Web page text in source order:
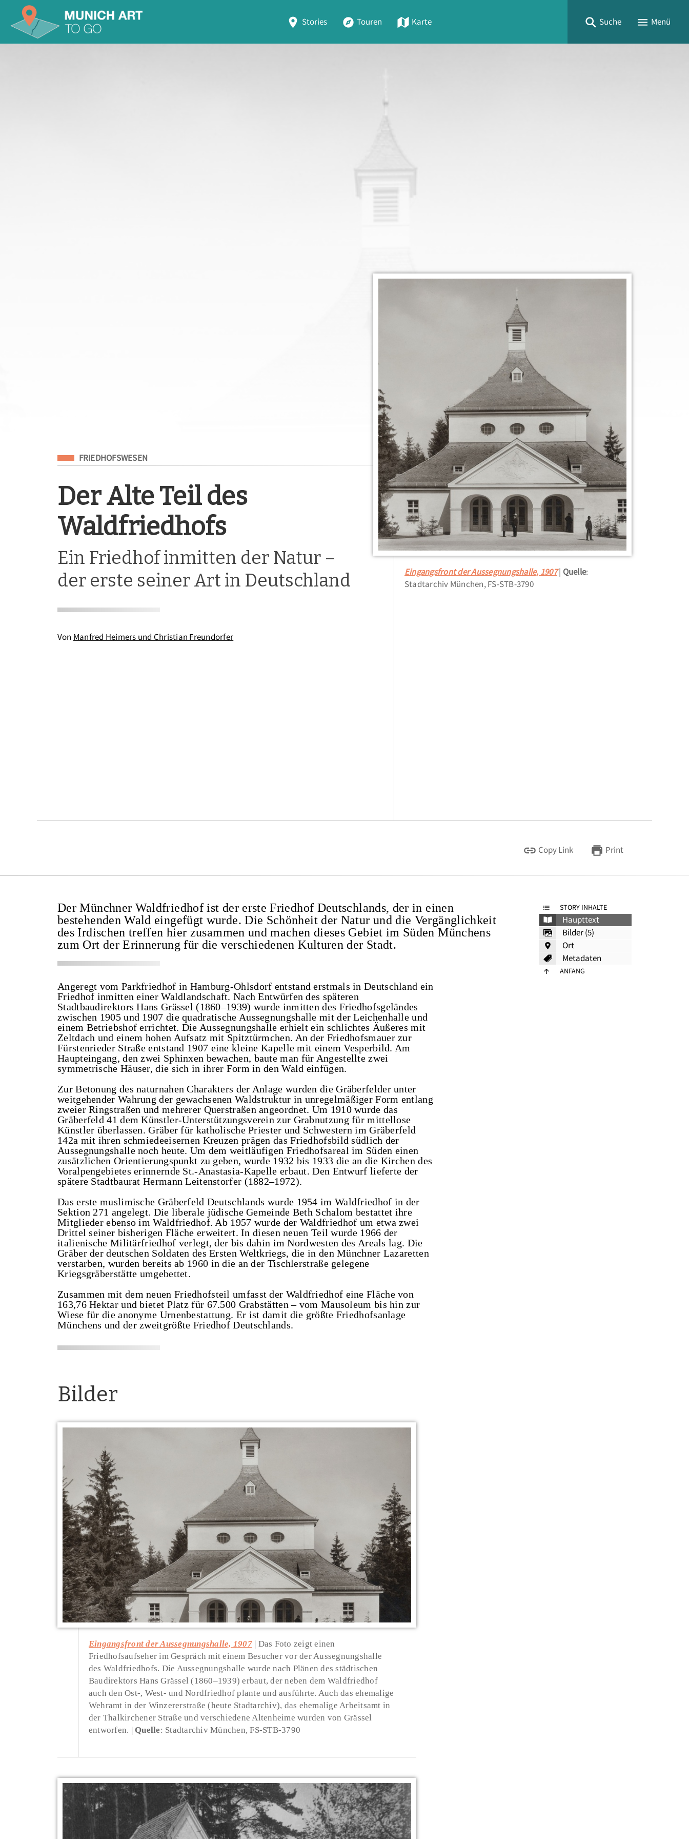
Stories Touren Karte Suche Menü
Eingeordnet unter
FRIEDHOFSWESEN
Der Alte Teil des
Waldfriedhofs
Ein Friedhof inmitten der Natur –
der erste seiner Art in Deutschland
Von Manfred Heimers und Christian Freundorfer
Eingangsfront der Aussegnungshalle, 1907 Quelle:
Stadtarchiv München, FS-STB-3790
Copy Link Print
STORY INHALTE
Haupttext
Bilder (5)
Ort
Metadaten
ANFANG
Der Münchner Waldfriedhof ist der erste Friedhof Deutschlands, der in einen
bestehenden Wald eingefügt wurde. Die Schönheit der Natur und die Vergänglichkeit
des Irdischen treffen hier zusammen und machen dieses Gebiet im Süden Münchens
zum Ort der Erinnerung für die verschiedenen Kulturen der Stadt.
Angeregt vom Parkfriedhof in Hamburg-Ohlsdorf entstand erstmals in Deutschland ein
Friedhof inmitten einer Waldlandschaft. Nach Entwürfen des späteren
Stadtbaudirektors Hans Grässel (1860–1939) wurde inmitten des Friedhofsgeländes
zwischen 1905 und 1907 die quadratische Aussegnungshalle mit der Leichenhalle und
einem Betriebshof errichtet. Die Aussegnungshalle erhielt ein schlichtes Äußeres mit
Zeltdach und einem hohen Aufsatz mit Spitztürmchen. An der Friedhofsmauer zur
Fürstenrieder Straße entstand 1907 eine kleine Kapelle mit einem Vesperbild. Am
Haupteingang, den zwei Sphinxen bewachen, baute man für Angestellte zwei
symmetrische Häuser, die sich in ihrer Form in den Wald einfügen.
Zur Betonung des naturnahen Charakters der Anlage wurden die Gräberfelder unter
weitgehender Wahrung der gewachsenen Waldstruktur in unregelmäßiger Form entlang
zweier Ringstraßen und mehrerer Querstraßen angeordnet. Um 1910 wurde das
Gräberfeld 41 dem Künstler-Unterstützungsverein zur Grabnutzung für mittellose
Künstler überlassen. Gräber für katholische Priester und Schwestern im Gräberfeld
142a mit ihren schmiedeeisernen Kreuzen prägen das Friedhofsbild südlich der
Aussegnungshalle noch heute. Um dem weitläufigen Friedhofsareal im Süden einen
zusätzlichen Orientierungspunkt zu geben, wurde 1932 bis 1933 die an die Kirchen des
Voralpengebietes erinnernde St.-Anastasia-Kapelle erbaut. Den Entwurf lieferte der
spätere Stadtbaurat Hermann Leitenstorfer (1882–1972).
Das erste muslimische Gräberfeld Deutschlands wurde 1954 im Waldfriedhof in der
Sektion 271 angelegt. Die liberale jüdische Gemeinde Beth Schalom bestattet ihre
Mitglieder ebenso im Waldfriedhof. Ab 1957 wurde der Waldfriedhof um etwa zwei
Drittel seiner bisherigen Fläche erweitert. In diesen neuen Teil wurde 1966 der
italienische Militärfriedhof verlegt, der bis dahin im Nordwesten des Areals lag. Die
Gräber der deutschen Soldaten des Ersten Weltkriegs, die in den Münchner Lazaretten
verstarben, wurden bereits ab 1960 in die an der Tischlerstraße gelegene
Kriegsgräberstätte umgebettet.
Zusammen mit dem neuen Friedhofsteil umfasst der Waldfriedhof eine Fläche von
163,76 Hektar und bietet Platz für 67.500 Grabstätten – vom Mausoleum bis hin zur
Wiese für die anonyme Urnenbestattung. Er ist damit die größte Friedhofsanlage
Münchens und der zweitgrößte Friedhof Deutschlands.
Bilder
Eingangsfront der Aussegnungshalle, 1907
Das Foto zeigt einen
Friedhofsaufseher im Gespräch mit einem Besucher vor der Aussegnungshalle
des Waldfriedhofs. Die Aussegnungshalle wurde nach Plänen des städtischen
Baudirektors Hans Grässel (1860–1939) erbaut, der neben dem Waldfriedhof
auch den Ost-, West- und Nordfriedhof plante und ausführte. Auch das ehemalige
Wehramt in der Winzererstraße (heute Stadtarchiv), das ehemalige Arbeitsamt in
der Thalkirchener Straße und verschiedene Altenheime wurden von Grässel
entworfen.
Quelle: Stadtarchiv München, FS-STB-3790